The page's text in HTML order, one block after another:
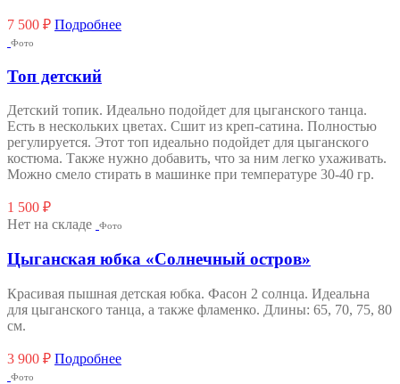
7 500 ₽ Подробнее
Фото
Топ детский
Детский топик. Идеально подойдет для цыганского танца.
Есть в нескольких цветах. Сшит из креп-сатина. Полностью
регулируется. Этот топ идеально подойдет для цыганского
костюма. Также нужно добавить, что за ним легко ухаживать.
Можно смело стирать в машинке при температуре 30-40 гр.
1 500 ₽
Нет на складе
Фото
Цыганская юбка «Солнечный остров»
Красивая пышная детская юбка. Фасон 2 солнца. Идеальна
для цыганского танца, а также фламенко. Длины: 65, 70, 75, 80
см.
3 900 ₽ Подробнее
Фото